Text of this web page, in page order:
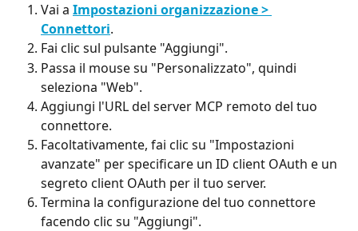
Vai a Impostazioni organizzazione >
Connettori.
Fai clic sul pulsante "Aggiungi".
Passa il mouse su "Personalizzato", quindi
seleziona "Web".
Aggiungi l'URL del server MCP remoto del tuo
connettore.
Facoltativamente, fai clic su "Impostazioni
avanzate" per specificare un ID client OAuth e un
segreto client OAuth per il tuo server.
Termina la configurazione del tuo connettore
facendo clic su "Aggiungi".